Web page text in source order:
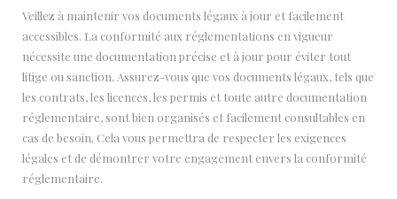
Veillez à maintenir vos documents légaux à jour et facilement
accessibles. La conformité aux réglementations en vigueur
nécessite une documentation précise et à jour pour éviter tout
litige ou sanction. Assurez-vous que vos documents légaux, tels que
les contrats, les licences, les permis et toute autre documentation
réglementaire, sont bien organisés et facilement consultables en
cas de besoin. Cela vous permettra de respecter les exigences
légales et de démontrer votre engagement envers la conformité
réglementaire.